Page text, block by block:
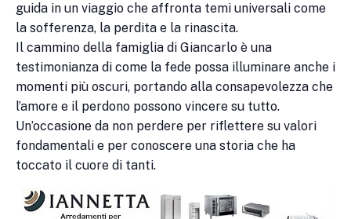
guida in un viaggio che affronta temi universali come
la sofferenza, la perdita e la rinascita.
Il cammino della famiglia di Giancarlo è una
testimonianza di come la fede possa illuminare anche i
momenti più oscuri, portando alla consapevolezza che
l’amore e il perdono possono vincere su tutto.
Un’occasione da non perdere per riflettere su valori
fondamentali e per conoscere una storia che ha
toccato il cuore di tanti.